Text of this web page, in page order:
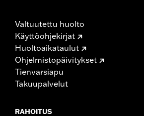
Valtuutettu huolto
Käyttöohjekirjat
Huoltoaikataulut
Ohjelmistopäivitykset
Tienvarsiapu
Takuupalvelut
RAHOITUS